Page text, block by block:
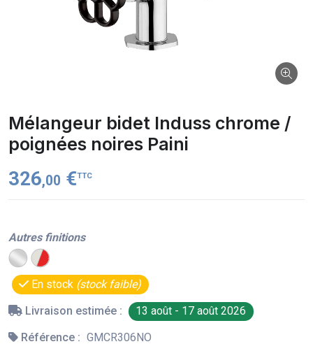
Mélangeur bidet Induss chrome /
poignées noires Paini
326,00 €TTC
Autres finitions
En stock (stock faible)
Livraison estimée :
13 août - 17 août 2026
Référence : GMCR306NO